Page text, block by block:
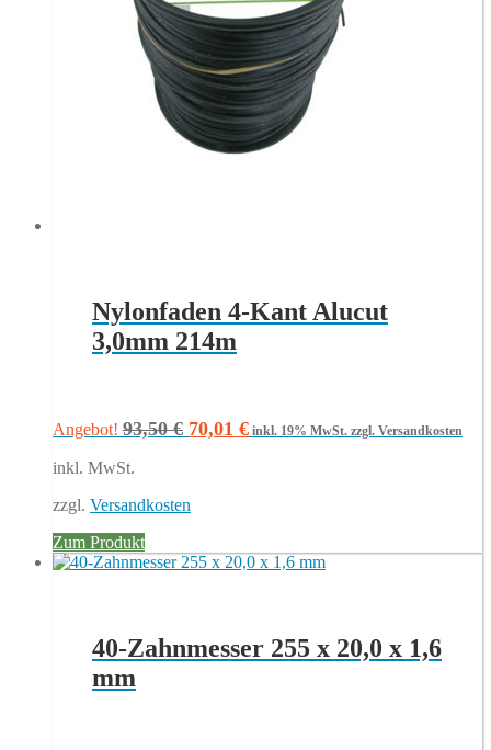
Nylonfaden 4-Kant Alucut
3,0mm 214m
Angebot! 93,50€ Ursprünglicher
93,50 €
70,01 €Aktueller
inkl. 19% MwSt. zzgl. Versandkosten
inkl. MwSt.
zzgl. Versandkosten
Zum Produkt
40-Zahnmesser 255 x 20,0 x 1,6
mm